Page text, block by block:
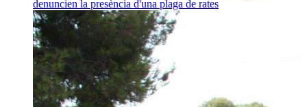
denuncien la presència d'una plaga de rates